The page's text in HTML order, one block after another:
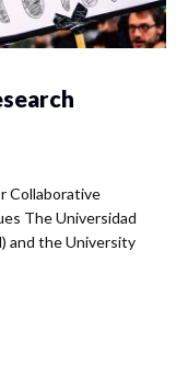
Collaborative
The Universidad
and the University